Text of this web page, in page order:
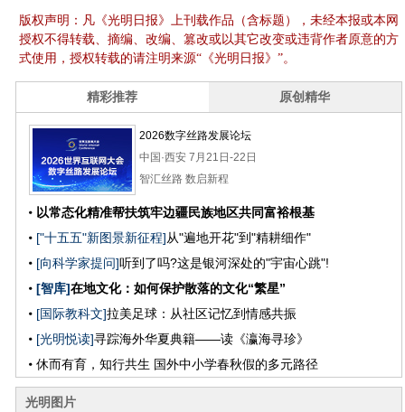
版权声明：凡《光明日报》上刊载作品（含标题），未经本报或本网
授权不得转载、摘编、改编、篡改或以其它改变或违背作者原意的方
式使用，授权转载的请注明来源“《光明日报》”。